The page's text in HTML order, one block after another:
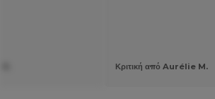
Κριτική από Aurélie M.